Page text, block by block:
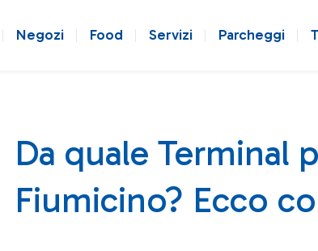
Negozi Food Servizi Parcheggi
Da quale Terminal
Fiumicino? Ecco